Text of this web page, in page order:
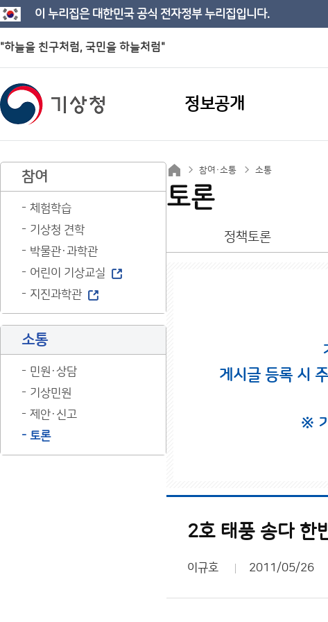
이 누리집은 대한민국 공식 전자정부 누리집입니다.
"하늘을 친구처럼, 국민을 하늘처럼"
정보공개
참여
체험학습
기상청 견학
박물관·과학관
어린이 기상교실
지진과학관
소통
민원·상담
기상민원
제안·신고
토론
참여·소통 소통
토론
정책토론
게시글 등록 시
※
2호 태풍 송다 한
이규호 2011/05/26